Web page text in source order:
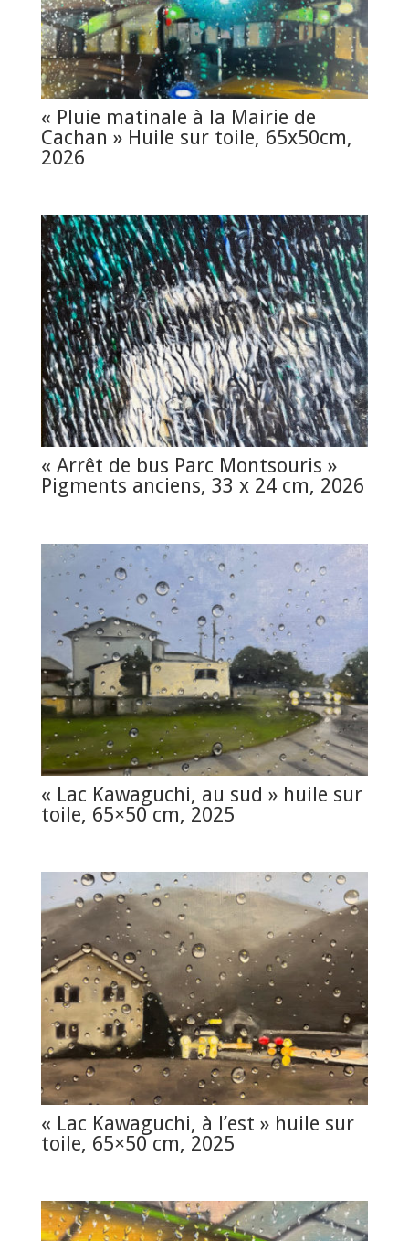
« Pluie matinale à la Mairie de
Cachan » Huile sur toile, 65x50cm,
2026
« Arrêt de bus Parc Montsouris »
Pigments anciens, 33 x 24 cm, 2026
« Lac Kawaguchi, au sud » huile sur
toile, 65×50 cm, 2025
« Lac Kawaguchi, à l’est » huile sur
toile, 65×50 cm, 2025